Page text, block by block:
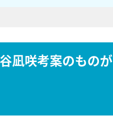
咲考案のもの